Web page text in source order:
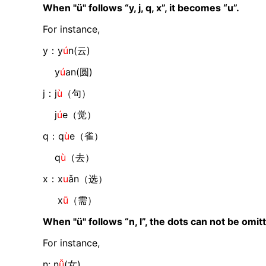
When "ü" follows “y, j, q, x”, it becomes “u”.
For instance,
y：yún(云)
yúan(圆)
j：jù （句）
júe（觉）
q：qùe（雀）
qù （去）
x：xuǎn（选）
xū （需）
When "ü" follows “n, l”, the dots can not be
For instance,